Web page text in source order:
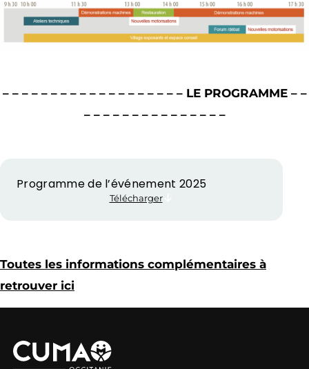
– – – – – – – – – – – – – – – – – – – LE PROGRAMME – –
– – – – – – – – – – – – – – –
Programme de l’événement 2025
Télécharger
Toutes les informations complémentaires à
retrouver ici